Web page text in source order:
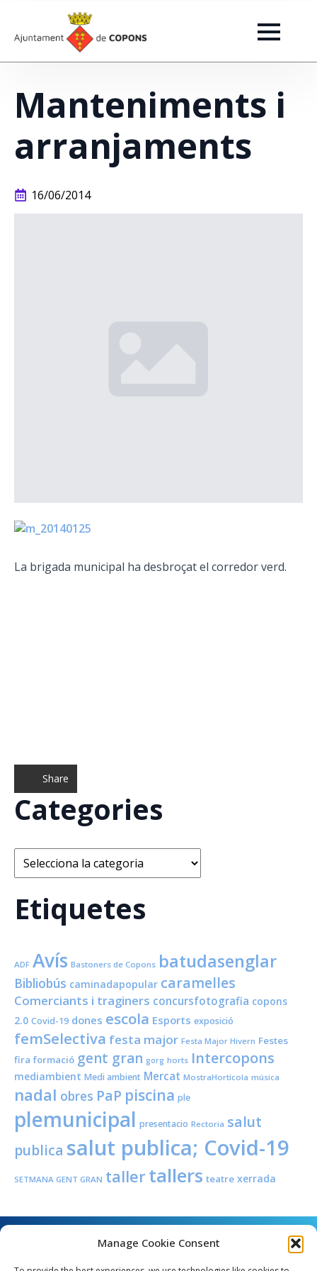
Manage Cookie Consent
Manteniments i
arranjaments
16/06/2014
La brigada municipal ha desbroçat el corredor verd.
Share
Categories
Categories
Etiquetes
ADF Avís Bastoners de Copons batudasenglar
Bibliobús caminadapopular caramelles
Comerciants i traginers concursfotografia copons
2.0 Covid-19 dones escola Esports exposició
femSelectiva festa major Festa Major Hivern Festes
fira formació gent gran gorg horts Intercopons
mediambient Medi ambient Mercat MostraHortícola música
nadal obres PaP piscina ple
plemunicipal presentacio Rectoria salut
publica salut publica; Covid-19
SETMANA GENT GRAN taller tallers teatre xerrada